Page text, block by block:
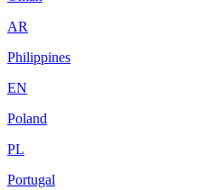
AR
Philippines
EN
Poland
PL
Portugal